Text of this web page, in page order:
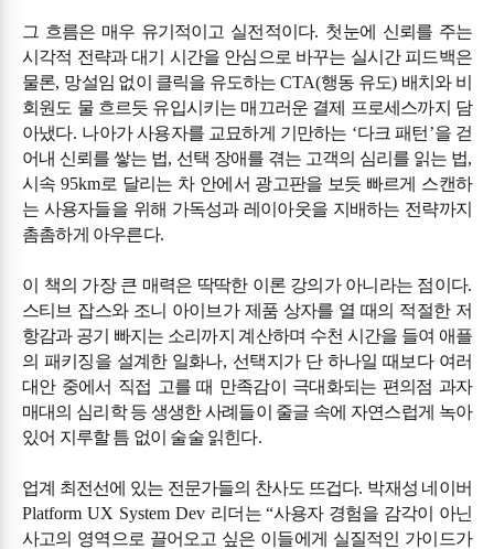
그 흐름은 매우 유기적이고 실전적이다. 첫눈에 신뢰를 주는
시각적 전략과 대기 시간을 안심으로 바꾸는 실시간 피드백은
물론, 망설임 없이 클릭을 유도하는 CTA(행동 유도) 배치와 비
회원도 물 흐르듯 유입시키는 매끄러운 결제 프로세스까지 담
아냈다. 나아가 사용자를 교묘하게 기만하는 ‘다크 패턴 ’을 걷
어내 신뢰를 쌓는 법, 선택 장애를 겪는 고객의 심리를 읽는 법,
시속95km로 달리는 차 안에서 광고판을 보듯 빠르게 스캔하
는 사용자들을 위해 가독성과 레이아웃을 지배하는 전략까지
촘촘하게 아우른다.
이 책의 가장 큰 매력은 딱딱한 이론 강의가 아니라는 점이다.
스티브 잡스와 조니 아이브가 제품 상자를 열 때의 적절한 저
항감과 공기 빠지는 소리까지 계산하며 수천 시간을 들여 애플
의 패키징을 설계한 일화나, 선택지가 단 하나일 때보다 여러
대안 중에서 직접 고를 때 만족감이 극대화되는 편의점 과자
매대의 심리학 등 생생한 사례들이 줄글 속에 자연스럽게 녹아
있어 지루할 틈 없이 술술 읽힌다.
업계 최전선에 있는 전문가들의 찬사도 뜨겁다. 박재성 네이버
Platform UX System Dev 리더는“사용자 경험을 감각이 아닌
사고의 영역으로 끌어오고 싶은 이들에게 실질적인 가이드가